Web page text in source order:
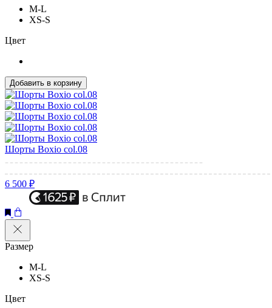
M-L
XS-S
Цвет
Добавить в корзину
Шорты Boxio col.08
6 500 ₽
Размер
M-L
XS-S
Цвет